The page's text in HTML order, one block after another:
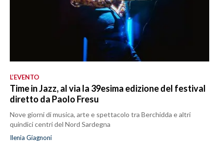
L’EVENTO
Time in Jazz, al via la 39esima edizione del festival
diretto da Paolo Fresu
Nove giorni di musica, arte e spettacolo tra Berchidda e altri
quindici centri del Nord Sardegna
Ilenia Giagnoni